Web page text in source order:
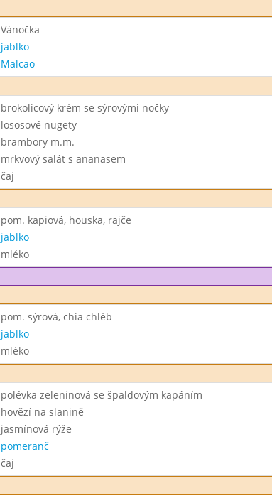
Vánočka
jablko
Malcao
brokolicový krém se sýrovými nočky
lososové nugety
brambory m.m.
mrkvový salát s ananasem
čaj
pom. kapiová, houska, rajče
jablko
mléko
pom. sýrová, chia chléb
jablko
mléko
polévka zeleninová se špaldovým kapáním
hovězí na slanině
jasmínová rýže
pomeranč
čaj